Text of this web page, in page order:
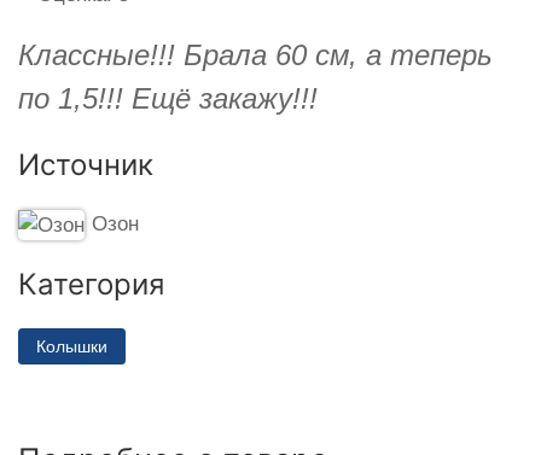
Классные!!! Брала 60 см, а теперь
по 1,5!!! Ещё закажу!!!
Источник
Озон
Категория
Колышки